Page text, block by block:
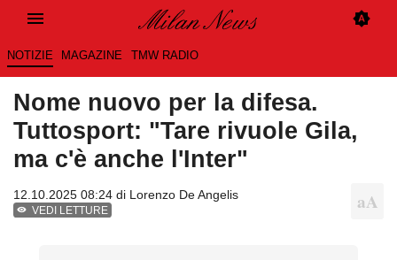
NOTIZIE MAGAZINE TMW RADIO
Nome nuovo per la difesa.
Tuttosport: "Tare rivuole Gila,
ma c'è anche l'Inter"
12.10.2025 08:24 di Lorenzo De Angelis
VEDI LETTURE